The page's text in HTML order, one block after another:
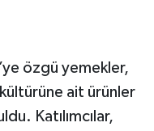
özgü yemekler,
ait ürünler
Katılımcılar,